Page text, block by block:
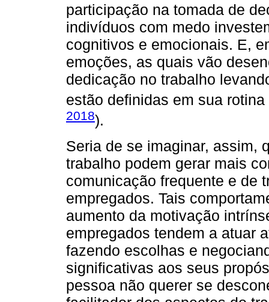
participação na tomada de
indivíduos com medo
cognitivos e emocionais. E,
emoções, as quais vão
dedicação no trabalho
estão definidas em sua rotina
2018).
Seria de se imaginar, assim,
trabalho podem gerar mais
comunicação frequente e de
empregados. Tais
aumento da motivação
empregados tendem a atuar
fazendo escolhas e
significativas aos seus
pessoa não querer se